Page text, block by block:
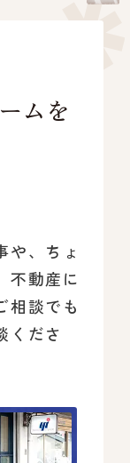
ムを
や、ちょ
不動産に
相談でも
くださ